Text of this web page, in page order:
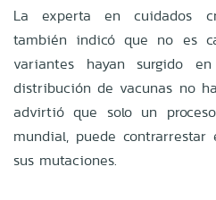
La experta en cuidados
también indicó que no es
variantes hayan surgido
distribución de vacunas no
advirtió que solo un
mundial, puede contrarrestar
sus mutaciones.